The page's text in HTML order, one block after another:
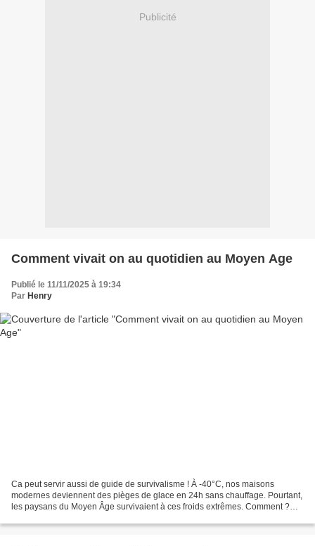
Publicité
Comment vivait on au quotidien au Moyen Age
Publié le 11/11/2025 à 19:34
Par Henry
Ca peut servir aussi de guide de survivalisme ! À -40°C, nos maisons
modernes deviennent des pièges de glace en 24h sans chauffage. Pourtant,
les paysans du Moyen Âge survivaient à ces froids extrêmes. Comment ?